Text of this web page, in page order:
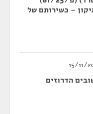
– כשירותם של
הדרוזים